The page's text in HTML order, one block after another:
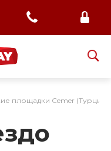
площадки Cemer (Турция)